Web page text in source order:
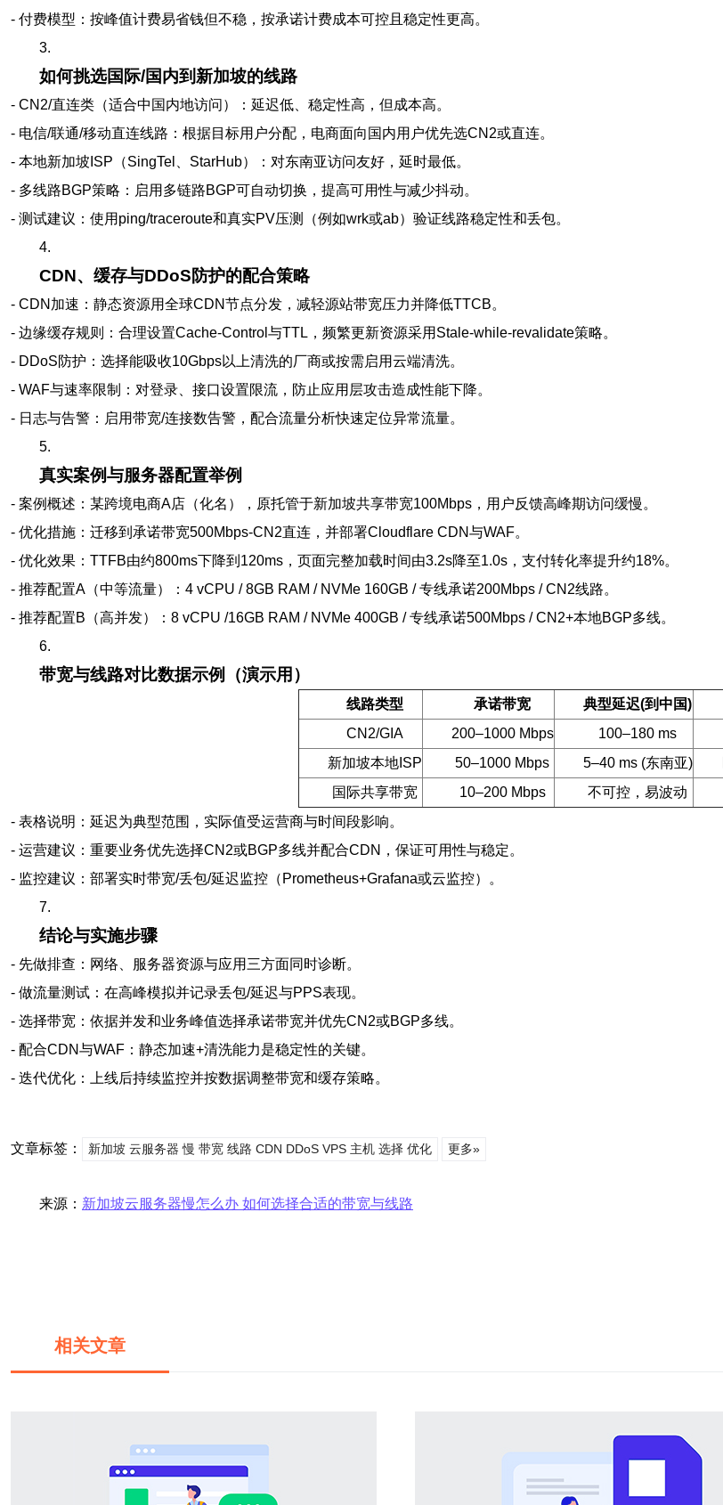
- 付费模型：按峰值计费易省钱但不稳，按承诺计费成本可控且稳定性更高。
3.
如何挑选国际/国内到新加坡的线路
- CN2/直连类（适合中国内地访问）：延迟低、稳定性高，但成本高。
- 电信/联通/移动直连线路：根据目标用户分配，电商面向国内用户优先选CN2或直连。
- 本地新加坡ISP（SingTel、StarHub）：对东南亚访问友好，延时最低。
- 多线路BGP策略：启用多链路BGP可自动切换，提高可用性与减少抖动。
- 测试建议：使用ping/traceroute和真实PV压测（例如wrk或ab）验证线路稳定性和丢包。
4.
CDN、缓存与DDoS防护的配合策略
- CDN加速：静态资源用全球CDN节点分发，减轻源站带宽压力并降低TTCB。
- 边缘缓存规则：合理设置Cache-Control与TTL，频繁更新资源采用Stale-while-revalidate策略。
- DDoS防护：选择能吸收10Gbps以上清洗的厂商或按需启用云端清洗。
- WAF与速率限制：对登录、接口设置限流，防止应用层攻击造成性能下降。
- 日志与告警：启用带宽/连接数告警，配合流量分析快速定位异常流量。
5.
真实案例与服务器配置举例
- 案例概述：某跨境电商A店（化名），原托管于新加坡共享带宽100Mbps，用户反馈高峰期访问缓慢。
- 优化措施：迁移到承诺带宽500Mbps-CN2直连，并部署Cloudflare CDN与WAF。
- 优化效果：TTFB由约800ms下降到120ms，页面完整加载时间由3.2s降至1.0s，支付转化率提升约18%。
- 推荐配置A（中等流量）：4 vCPU / 8GB RAM / NVMe 160GB / 专线承诺200Mbps / CN2线路。
- 推荐配置B（高并发）：8 vCPU /16GB RAM / NVMe 400GB / 专线承诺500Mbps / CN2+本地BGP多线。
6.
带宽与线路对比数据示例（演示用）
线路类型 承诺带宽 典型延迟(到中国)
CN2/GIA
200–1000 Mbps 100–180 ms
新加坡本地ISP
50–1000 Mbps 5–40 ms (东南亚)
国际共享带宽
10–200 Mbps 不可控，易波动
- 表格说明：延迟为典型范围，实际值受运营商与时间段影响。
- 运营建议：重要业务优先选择CN2或BGP多线并配合CDN，保证可用性与稳定。
- 监控建议：部署实时带宽/丢包/延迟监控（Prometheus+Grafana或云监控）。
7.
结论与实施步骤
- 先做排查：网络、服务器资源与应用三方面同时诊断。
- 做流量测试：在高峰模拟并记录丢包/延迟与PPS表现。
- 选择带宽：依据并发和业务峰值选择承诺带宽并优先CN2或BGP多线。
- 配合CDN与WAF：静态加速+清洗能力是稳定性的关键。
- 迭代优化：上线后持续监控并按数据调整带宽和缓存策略。
文章标签： 新加坡 云服务器 慢 带宽 线路 CDN DDoS VPS 主机 选择 优化 更多»
来源： 新加坡云服务器慢怎么办 如何选择合适的带宽与线路
相关文章